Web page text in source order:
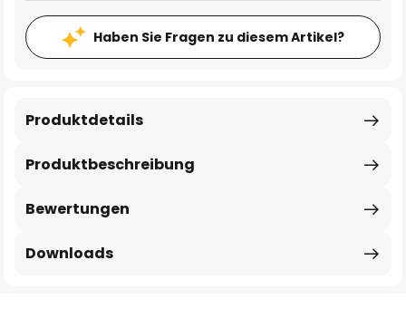
Haben Sie Fragen zu diesem Artikel?
Produktbeschreibung
Produktdetails
Bewertungen
Downloads